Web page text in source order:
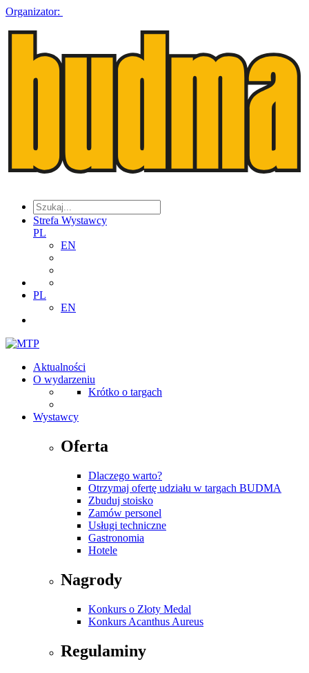
Organizator:
Strefa Wystawcy
PL
EN
PL
EN
Aktualności
O wydarzeniu
Krótko o targach
Wystawcy
Oferta
Dlaczego warto?
Otrzymaj ofertę udziału w targach BUDMA
Zbuduj stoisko
Zamów personel
Usługi techniczne
Gastronomia
Hotele
Nagrody
Konkurs o Złoty Medal
Konkurs Acanthus Aureus
Regulaminy